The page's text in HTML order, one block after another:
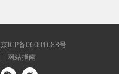
京ICP备06001683号
网站指南